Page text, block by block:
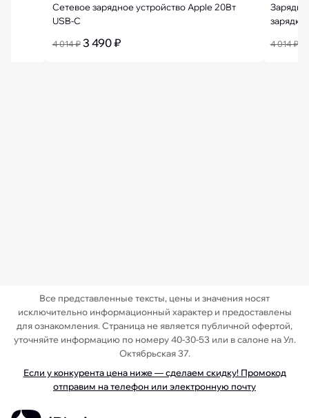
Сетевое зарядное устройство Apple 20Вт
USB-C
4 014 ₽ 3 490 ₽ 4 014 ₽
Все представленные тексты, цены и значения носят
исключительно информационный характер и предоставлены
для ознакомления. Страница не является публичной офертой,
уточняйте информацию по номеру 40-30-53 или в салоне на Ул.
Октябрьская 37.
Если у конкурента цена ниже — сделаем скидку! Промокод
отправим на телефон или электронную почту